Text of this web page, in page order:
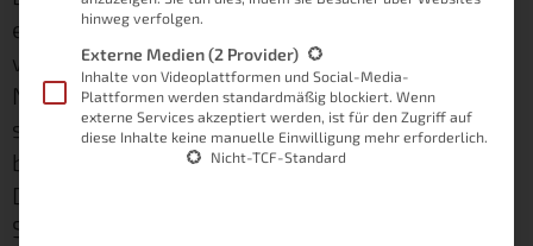
eines der am meisten diskutierten Themen,
wenn es um die Verbesserung oder den
Neubau des eigenen Zuhauses geht. Es lassen
sich Steckdosen kontrollieren, Lichter
betätigen und sogar Geräte (fern-)steuern.
Dass hierfür nicht immer sofort ein ganzes
Spezialistenteam zusammengestellt werden
hinweg verfolgen.
Externe Medien(2 Provider)
Inhalte von Videoplattformen und Social-Media-
Plattformen werden standardmäßig blockiert. Wenn
externe Services akzeptiert werden, ist für den Zugriff auf
diese Inhalte keine manuelle Einwilligung mehr erforderlich.
Nicht-TCF-Standard